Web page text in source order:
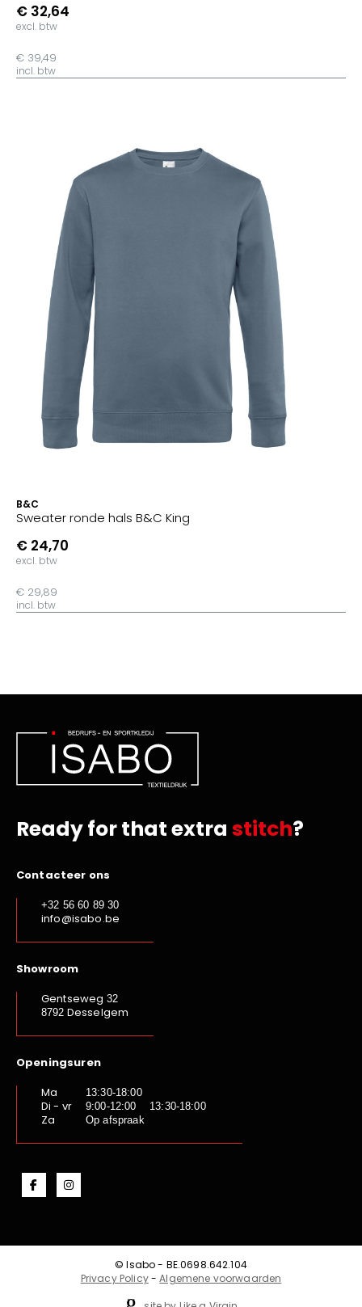
€ 32,64
excl. btw
€ 39,49
incl. btw
B&C
Sweater ronde hals B&C King
€ 24,70
excl. btw
€ 29,89
incl. btw
Ready for that extra stitch?
Contacteer ons
+32 56 60 89 30
info@isabo.be
Showroom
Gentseweg 32
8792 Desselgem
Openingsuren
Ma
13:30-18:00
Di - vr 9:00-12:00 13:30-18:00
Za Op afspraak
© Isabo - BE.0698.642.104
Privacy Policy-Algemene voorwaarden